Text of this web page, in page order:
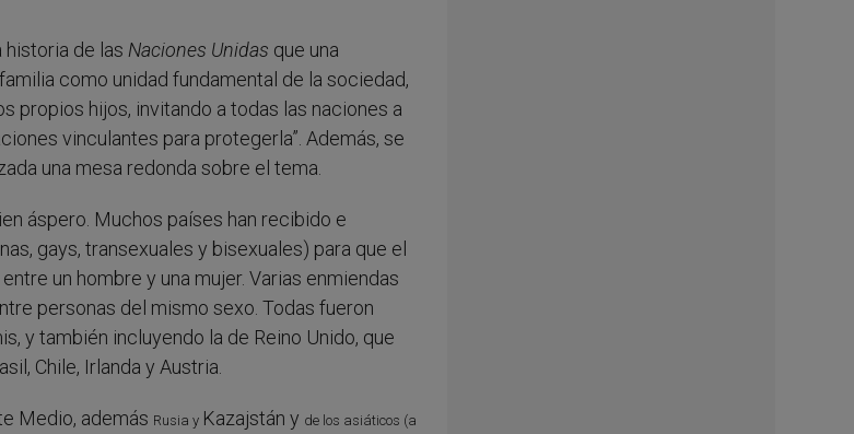
historia de las Naciones Unidas que una
como unidad fundamental de la sociedad,
propios hijos, invitando a todas las naciones a
vinculantes para protegerla”. Además, se
una mesa redonda sobre el tema.
áspero. Muchos países han recibido e
gays, transexuales y bisexuales) para que el
un hombre y una mujer. Varias enmiendas
personas del mismo sexo. Todas fueron
y también incluyendo la de Reino Unido, que
Chile, Irlanda y Austria.
Medio, además Rusia y Kazajstán y de los asiáticos (a